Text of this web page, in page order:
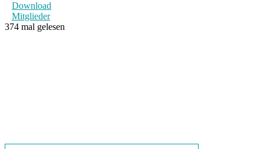
Download
Mitglieder
374 mal gelesen